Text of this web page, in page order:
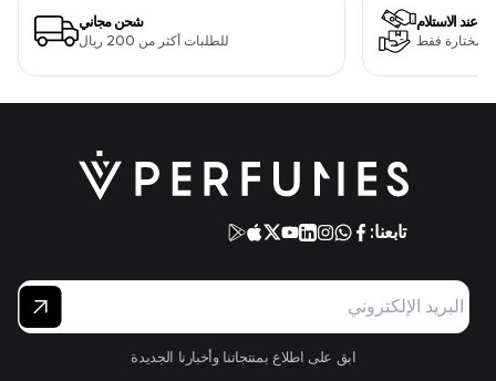
شحن مجاني
للطلبات أكثر من 200 ريال
عند الاستلام
مختارة فقط
تابعنا:
ابق على اطلاع بمنتجاتنا وأخبارنا الجديدة